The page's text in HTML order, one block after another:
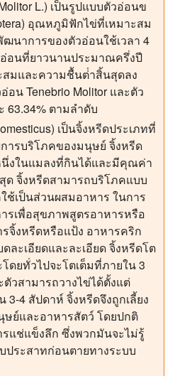
L.) เป็นรูปแบบตัวอ่อนข
อุณหภูมิฟักไข่ที่เหมาะสม
ฒนาการของตัวอ่อนใช้เวลา 4
อ่อนที่ยาวนานประมาณครึ่งปี
มและความชื้นต่ําสิ้นสุดลง
น Tenebrio Molitor และตัว
63.34% ตามลําดับ
เป็นจิ้งหรีดประเภทที่
ารบริโภคของมนุษย์ จิ้งหรีด
นึ่งในแมลงที่กินได้และมีคุณค่า
จิ้งหรีดสามารถบริโภคแบบ
เป็นส่วนผสมอาหาร ในการ
รเพื่อสุขภาพสูตรอาหารหรือ
จิ้งหรีดหรือแป้ง อาหารคริก
ละเอียดและละเอียด จิ้งหรีดโต
ดยทั่วไปจะโตเต็มที่ภายใน 3
วสามารถวางไข่ได้ตั้งแต่
3-4 สัปดาห์ จิ้งหรีดจึงถูกเลี้ยง
ย์และอาหารสัตว์ โดยปกติ
แช่แข็งลึก ซึ่งพวกมันจะไม่รู้
ประสาทก่อนตายทางระบบ